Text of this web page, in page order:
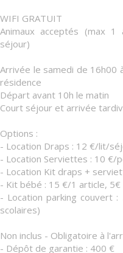
WIFI GRATUIT
Animaux acceptés (max
séjour)
Arrivée le samedi de 16h00
résidence
Départ avant 10h le matin
Court séjour et arrivée
Options :
- Location Draps : 12 €/lit/
- Location Serviettes : 10
- Location Kit draps +
- Kit bébé : 15 €/1 article,
- Location parking couvert
scolaires)
Non inclus - Obligatoire à
- Dépôt de garantie : 400 €